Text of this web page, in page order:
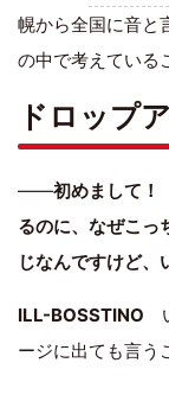
幌から全国に音と
の中で考えている
ドロップ
――初めまして！
るのに、なぜこっ
じなんですけど、
ILL-BOSSTINO
ージに出ても言う